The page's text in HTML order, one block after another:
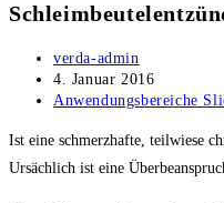
Beitrags-
Autor:
verda-admin
Beitrag
veröffentlicht:
4. Januar 2016
Beitrags-
Anwendungsbereiche
Ist eine schmerzhafte, teilwiese
Ursächlich ist eine